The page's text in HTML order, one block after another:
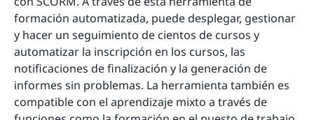
formación automatizada, puede desplegar, gestionar
y hacer un seguimiento de cientos de cursos y
automatizar la inscripción en los cursos, las
notificaciones de finalización y la generación de
informes sin problemas. La herramienta también es
compatible con el aprendizaje mixto a través de